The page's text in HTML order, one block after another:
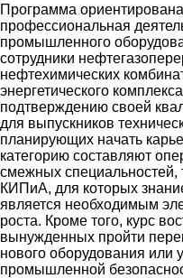
Программа
профессиональная
промышленного
сотрудники
нефтехимических
энергетического
подтверждению своей
для выпускников
планирующих начать
категорию составляют
смежных специальностей,
КИПиА, для которых
является необходимым
роста. Кроме того, курс
вынужденных пройти
нового оборудования или
промышленной